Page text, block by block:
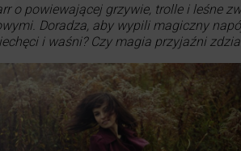
o powiewającej grzywie, trolle i leśne
Doradza, aby wypili magiczny
i waśni? Czy magia przyjaźni